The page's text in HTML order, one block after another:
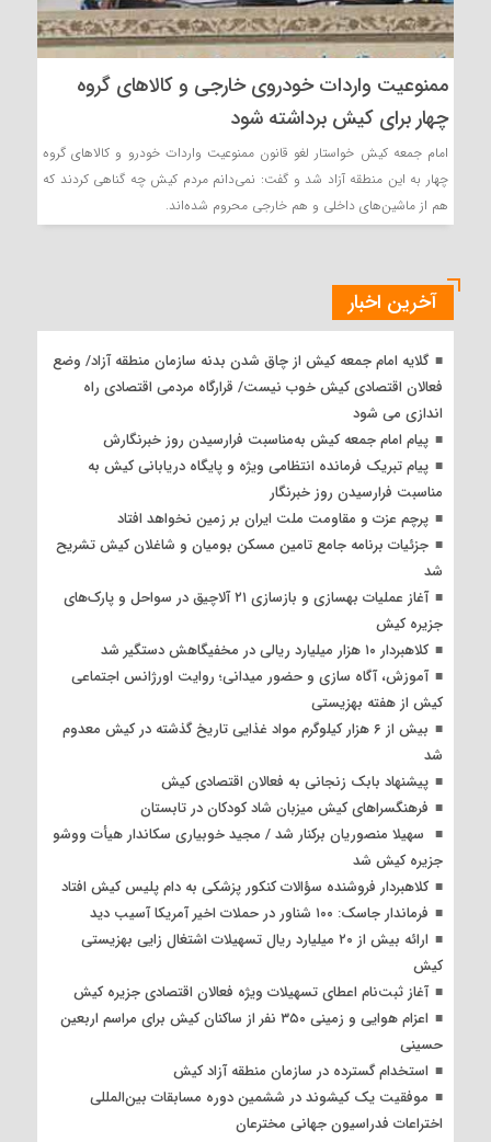
ممنوعیت واردات خودروی خارجی و کالاهای گروه
چهار برای کیش برداشته شود
امام جمعه کیش خواستار لغو قانون ممنوعیت واردات خودرو و کالاهای گروه
چهار به این منطقه آزاد شد و گفت: نمی‌دانم مردم کیش چه گناهی کردند که
هم از ماشین‌های داخلی و هم خارجی محروم شده‌اند.
آخرین اخبار
گلایه امام جمعه کیش از چاق شدن بدنه سازمان منطقه آزاد/ وضع
فعالان اقتصادی کیش خوب نیست/ قرارگاه مردمی اقتصادی راه
اندازی می شود
پیام امام جمعه کیش به‌مناسبت فرارسیدن روز خبرنگارش
پیام تبریک فرمانده انتظامی ویژه و پایگاه دریابانی کیش به
مناسبت فرارسیدن روز خبرنگار
پرچم عزت و مقاومت ملت ایران بر زمین نخواهد افتاد
جزئیات برنامه جامع تامین مسکن بومیان و شاغلان کیش تشریح
شد
آغاز عملیات بهسازی و بازسازی ۲۱ آلاچیق در سواحل و پارک‌های
جزیره کیش
کلاهبردار ۱۰ هزار میلیارد ریالی در مخفیگاهش دستگیر شد
آموزش، آگاه سازی و حضور میدانی؛ روایت اورژانس اجتماعی
کیش از هفته بهزیستی
بیش از ۶ هزار کیلوگرم مواد غذایی تاریخ گذشته در کیش معدوم
شد
پیشنهاد بابک زنجانی به فعالان اقتصادی کیش
فرهنگسراهای کیش میزبان شاد کودکان در تابستان
سهیلا منصوریان برکنار شد / مجید خوبیاری سکاندار هیأت ووشو
جزیره کیش شد
کلاهبردار فروشنده سؤالات کنکور پزشکی به دام پلیس کیش افتاد
فرماندار جاسک: ۱۰۰ شناور در حملات اخیر آمریکا آسیب دید
ارائه بیش از ۲۰ میلیارد ریال تسهیلات اشتغال زایی بهزیستی
کیش
آغاز ثبت‌نام اعطای تسهیلات ویژه فعالان اقتصادی جزیره کیش
اعزام هوایی و زمینی ۳۵۰ نفر از ساکنان کیش برای مراسم اربعین
حسینی
استخدام گسترده در سازمان منطقه آزاد کیش
موفقیت یک کیشوند در ششمین دوره مسابقات بین‌المللی
اختراعات فدراسیون جهانی مخترعان